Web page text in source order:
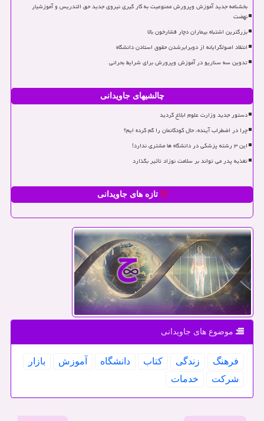
بخشنامه جدید آموزش وپرورش ممنوعیت به کار گیری نیروی جدید حق التدریس و آموزشیار
نهضت
بزرگترین اشتباه بیماران دچار فشارخون بالا
انتقاد اصولگرایانه از دوبرابرشدن حقوق استادن دانشگاه
تدوین سه سناریو در آموزش وپرورش برای شرایط بحرانی
چالشیهای جاویدانی
دستور جدید وزارت علوم ابلاغ گردید
چرا در اضطراب آینده، حال کودکانمان را گم کرده ایم؟
این ۳ رشته پزشکی در دانشگاه ها مشتری ندارد!
تغذیه پدر می تواند بر سلامت نوزاد تأثیر بگذارد
تازه های جاویدانی
موضوع های جاویدانی
فرهنگ زندگی كتاب دانشگاه آموزش
بازار
شركت
خدمات